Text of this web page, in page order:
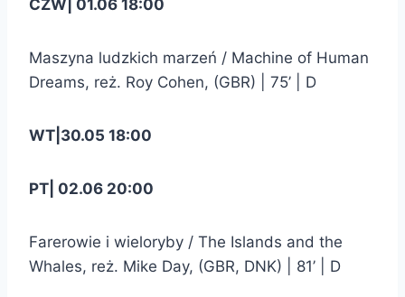
CZW| 01.06 18:00
Maszyna ludzkich marzeń / Machine of Human
Dreams, reż. Roy Cohen, (GBR) | 75’ | D
WT|30.05 18:00
PT| 02.06 20:00
Farerowie i wieloryby / The Islands and the
Whales, reż. Mike Day, (GBR, DNK) | 81’ | D